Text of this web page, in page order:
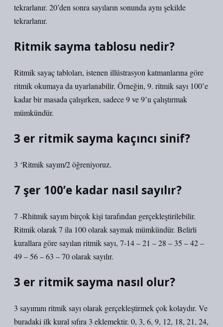
tekrarlanır. 20’den sonra sayıların sonunda aynı şekilde
tekrarlanır.
Ritmik sayma tablosu nedir?
Ritmik sayaç tabloları, istenen illüstrasyon katmanlarına göre
ritmik okumaya da uyarlanabilir. Örneğin, 9. ritmik sayı 100’e
kadar bir masada çalışırken, sadece 9 ve 9’u çalıştırmak
mümkündür.
3 er ritmik sayma kaçıncı sinif?
3 ‘Ritmik sayım/2 öğreniyoruz.
7 şer 100’e kadar nasıl sayılır?
7 -Rhitmik sayım birçok kişi tarafından gerçekleştirilebilir.
Ritmik olarak 7 ila 100 olarak saymak mümkündür. Belirli
kurallara göre sayılan ritmik sayı, 7-14 – 21 – 28 – 35 – 42 –
49 – 56 – 63 – 70 olarak sayılır.
3 er ritmik sayma nasıl olur?
3 sayımını ritmik sayı olarak gerçekleştirmek çok kolaydır. Ve
buradaki ilk kural sıfıra 3 eklemektir. 0, 3, 6, 9, 12, 18, 21, 24,